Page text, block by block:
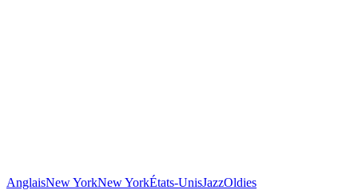
AnglaisNew YorkNew YorkÉtats-UnisJazzOldies